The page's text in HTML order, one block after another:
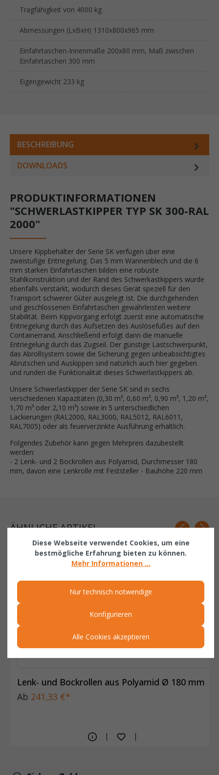
Tragfähigkeit von 4000 kg
Abmessungen (LxBxH) 1310x800x965 mm
Einfahrtaschen-Innenmaße 200x80 mm, Maß zwischen
Einfahrtaschen 300 mm
Eigengewicht 233 kg
BESCHREIBUNG
DOWNLOADS
PRODUKTINFORMATIONEN
"SCHWERLASTKIPPER TYP SK 300-RAL
2000"
Unsere Kippbehälter der Serie SK verfügen über eine
zweistufige Entriegelung. Das 5 mm Wannenblech und die 6
mm starken Einfahrtaschen bilden eine robuste
Stahlkonstruktion und der Rand des Schwerkastkippers wurde
ebenfalls verstärkt, wodurch dieses Gerät speziell für den
Transport schwerer Güter ausgelegt ist. Die durchgehenden
und geschlossenen Einfahrtaschen gewährleisten weitere
Stabilität. Beim Kippvorgang erfolgt zuerst eine automatische
Entriegelung durch das Aufsetzen des Auslösefußes auf den
Containerrand. Anschließend erfolgt dann die manuelle
Entriegelung durch das Zugseil. Der günstige Lastschwerpunkt,
das Abrollsystem sowie die Sicherung gegen unbeabsichtigtes
Abrutschen und Auskippen sind natürlich auch hier gegeben
und runden die Funktionalität dieses Schwerlastkippers ab.
Unsere Schwerlastkipper der Serie SK sind in sechs
verschiedenen Kapazitäten (0,30 m³, 0,60 m³, 0,90 m³, 1,20 m³,
1,70 m³ oder 2,10 m³) sowie in 5 unterschiedlichen
Lackierungen (RAL2000, RAL3000, RAL5012, RAL6011,
RAL7005) oder als feuerverzinkte Ausführung erhältlich.
Folgendes Zubehör kann gegen Mehrpreis dazubestellt
werden:
- 2 Lenk- und 2 Bockrollen aus Polyamid, Durchmesser 180
mm, davon eine Lenkrolle mit Feststeller - Bauhöhe 220 mm
ÄHNLICHE ARTIKEL
Related products
Lenk- und Bockrollen aus Polyamid Ø 180 mm
Ab 241,33 €*
Diese Webseite verwendet Cookies, um eine
bestmögliche Erfahrung bieten zu können.
Mehr Informationen ...
Nur technisch notwendige
Konfigurieren
Alle Cookies akzeptieren